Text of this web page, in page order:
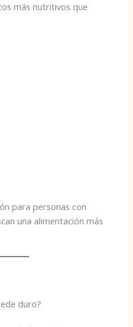
más nutritivos que
para personas con
una alimentación más
duro?